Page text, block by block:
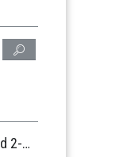
Ford Street Rod 2-Door V8 Aut. 1937